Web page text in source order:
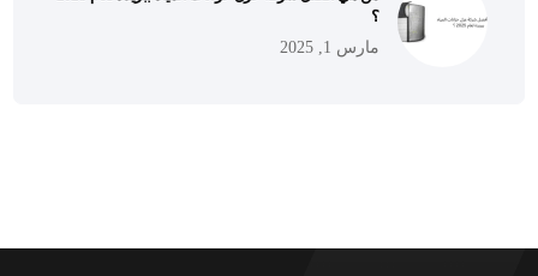
؟
مارس 1, 2025